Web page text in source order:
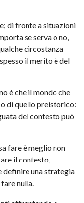
di fronte a situazioni
se serva o no,
circostanza
il merito è del
è che il mondo che
di quello preistorico:
del contesto può
fare è meglio non
il contesto,
definire una strategia
nulla.